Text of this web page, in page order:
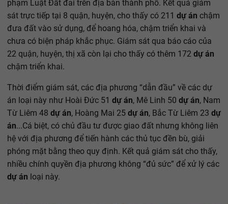
phạm Luật Đất đai trên địa bàn thành phố. Kết quả giám
sát trực tiếp tại 8 quận, huyện, cho thấy có 211 dự án chậm
đưa đất vào sử dụng, để hoang hóa, chậm triển khai và
chưa có biện pháp khắc phục. Giám sát qua báo cáo của
22 quận, huyện, thị xã còn lại cho thấy có thêm 172 dự án
chậm triển khai.
Thời điểm giám sát, các địa phương “dẫn đầu” về các dự
án loại này như Hoài Đức 51 dự án, Mê Linh 50 dự án, Nam
Từ Liêm 48 dự án, Hoàng Mai 25 dự án, Bắc Từ Liêm 23 dự
án...Cá biệt, có chủ đầu tư được giao đất nhưng không liên
hệ với địa phương để tiến hành các thủ tục đền bù, giải
phóng mặt bằng theo quy định. Kết quả giám sát cho thấy,
nhiều chính quyền địa phương không “đủ sức” để xử lý các
dự án loại này.